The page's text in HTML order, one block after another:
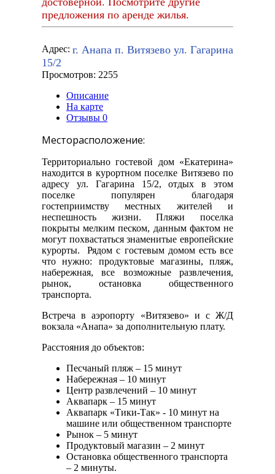
предложения по аренде жилья.
Адрес: г. Анапа п. Витязево ул. Гагарина
15/2
Просмотров: 2255
Описание
На карте
Отзывы 0
Месторасположение:
Территориально гостевой дом «Екатерина»
находится в курортном поселке Витязево по
адресу ул. Гагарина 15/2, отдых в этом
поселке популярен благодаря
гостеприимству местных жителей и
неспешность жизни. Пляжи поселка
покрыты мелким песком, данным фактом не
могут похвастаться знаменитые европейские
курорты. Рядом с гостевым домом есть все
что нужно: продуктовые магазины, пляж,
набережная, все возможные развлечения,
рынок, остановка общественного
транспорта.
Встреча в аэропорту «Витязево» и с Ж/Д
вокзала «Анапа» за дополнительную плату.
Расстояния до объектов:
Песчаный пляж – 15 минут
Набережная – 10 минут
Центр развлечений – 10 минут
Аквапарк – 15 минут
Аквапарк «Тики-Так» - 10 минут на
машине или общественном транспорте
Рынок – 5 минут
Продуктовый магазин – 2 минут
Остановка общественного транспорта
– 2 минуты.